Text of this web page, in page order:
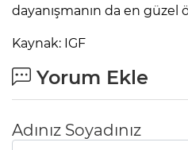
dayanışmanın da en
Kaynak: IGF
Yorum Ekle
Adınız Soyadınız